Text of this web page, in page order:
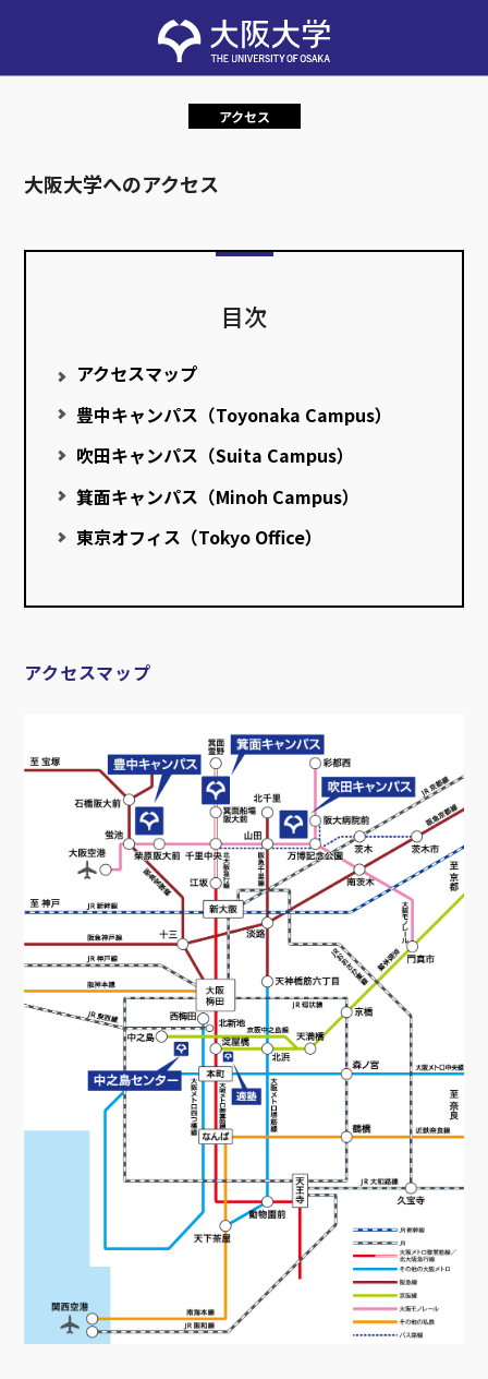
アクセス
大阪大学へのアクセス
目次
アクセスマップ
豊中キャンパス（Toyonaka Campus）
吹田キャンパス（Suita Campus）
箕面キャンパス（Minoh Campus）
東京オフィス（Tokyo Office）
アクセスマップ